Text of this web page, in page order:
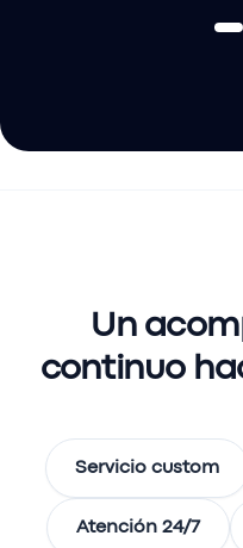
Un
continuo
Servicio custom
Atención 24/7